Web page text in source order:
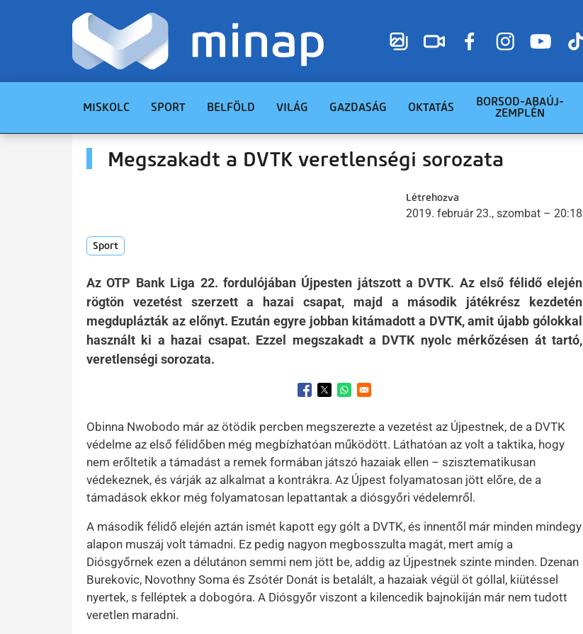
MISKOLC SPORT BELFÖLD VILÁG GAZDASÁG OKTATÁS
BORSOD-ABAÚJ-
ZEMPLÉN
Megszakadt a DVTK veretlenségi sorozata
Létrehozva
2019. február 23., szombat – 20:18
Sport
Az OTP Bank Liga 22. fordulójában Újpesten játszott a DVTK. Az első félidő elején
rögtön vezetést szerzett a hazai csapat, majd a második játékrész kezdetén
megduplázták az előnyt. Ezután egyre jobban kitámadott a DVTK, amit újabb gólokkal
használt ki a hazai csapat. Ezzel megszakadt a DVTK nyolc mérkőzésen át tartó,
veretlenségi sorozata.
Opens in a new window
Opens in a new window
Opens in a new window
Obinna Nwobodo már az ötödik percben megszerezte a vezetést az Újpestnek, de a DVTK
védelme az első félidőben még megbízhatóan működött. Láthatóan az volt a taktika, hogy
nem erőltetik a támadást a remek formában játszó hazaiak ellen – szisztematikusan
védekeznek, és várják az alkalmat a kontrákra. Az Újpest folyamatosan jött előre, de a
támadások ekkor még folyamatosan lepattantak a diósgyőri védelemről.
A második félidő elején aztán ismét kapott egy gólt a DVTK, és innentől már minden mindegy
alapon muszáj volt támadni. Ez pedig nagyon megbosszulta magát, mert amíg a
Diósgyőrnek ezen a délutánon semmi nem jött be, addig az Újpestnek szinte minden. Dzenan
Burekovic, Novothny Soma és Zsótér Donát is betalált, a hazaiak végül öt góllal, kiütéssel
nyertek, s felléptek a dobogóra. A Diósgyőr viszont a kilencedik bajnokiján már nem tudott
veretlen maradni.